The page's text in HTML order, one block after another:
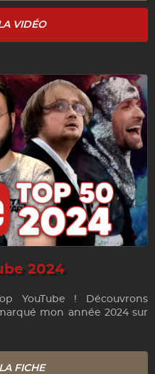
VIDÉO
2024
YouTube ! Découvrons
mon année 2024 sur
FICHE